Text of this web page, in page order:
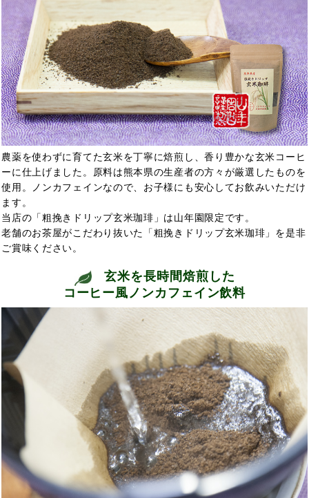
農薬を使わずに育てた玄米を丁寧に焙煎し、香り豊かな玄米コーヒ
ーに仕上げました。原料は熊本県の生産者の方々が厳選したものを
使用。ノンカフェインなので、 お子様にも安心してお飲みいただけ
ます。
当店の「粗挽きドリップ玄米珈琲」は山年園限定です。
老舗のお茶屋がこだわり抜いた「粗挽きドリップ玄米珈琲」を是非
ご賞味ください。
玄米を長時間焙煎した
コーヒー風ノンカフェイン飲料